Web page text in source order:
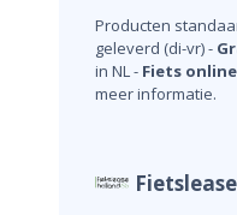
Producten
geleverd (di-vr) -
in NL - Fiets
meer informatie.
Fietslease